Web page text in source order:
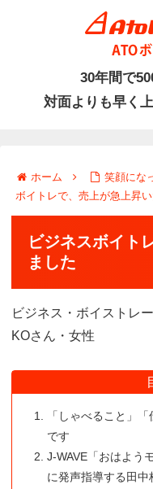
30年間で
ホーム 笑顔にな
ボイトレで、売上が急上昇
ビジネスボイト
ました
ビジネス・ボイストレ
KOさん・女性
「しゃべること」
です
J-WAVE「おはよう
に発声指導する田中